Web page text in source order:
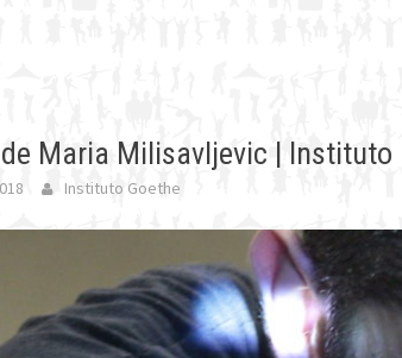
de Maria Milisavljevic |
Instituto Goethe